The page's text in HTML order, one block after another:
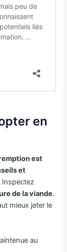
en
est
et
Inspectez
de la viande.
mieux jeter le
au